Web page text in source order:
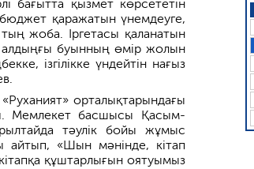
бағытта қызмет көрсететін
қаражатын үнемдеуге,
жоба. Іргетасы қаланатын
алдыңғы буынның өмір жолын
ізгілікке үндейтін нағыз
орталықтарындағы
Мемлекет басшысы Қасым-
тәулік бойы жұмыс
айтып, «Шын мәнінде, кітап
құштарлығын оятуымыз